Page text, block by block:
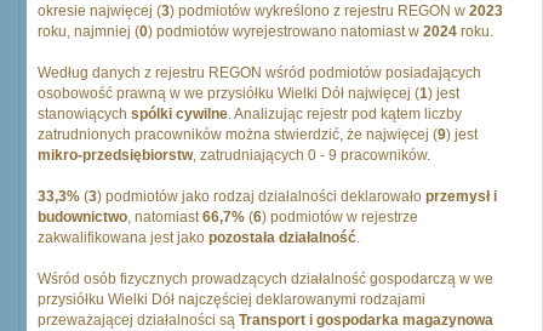
okresie najwięcej (3) podmiotów wykreślono z rejestru REGON w 2023
roku, najmniej (0) podmiotów wyrejestrowano natomiast w 2024 roku.
Według danych z rejestru REGON wśród podmiotów posiadających
osobowość prawną w we przysiółku Wielki Dół najwięcej (1) jest
stanowiących spólki cywilne. Analizując rejestr pod kątem liczby
zatrudnionych pracowników można stwierdzić, że najwięcej (9) jest
mikro-przedsiębiorstw, zatrudniających 0 - 9 pracowników.
33,3% (3) podmiotów jako rodzaj działalności deklarowało przemysł i
budownictwo, natomiast66,7% (6) podmiotów w rejestrze
zakwalifikowana jest jako pozostała działalność.
Wśród osób fizycznych prowadzących działalność gospodarczą w we
przysiółku Wielki Dół najczęściej deklarowanymi rodzajami
przeważającej działalności są Transport i gospodarka magazynowa